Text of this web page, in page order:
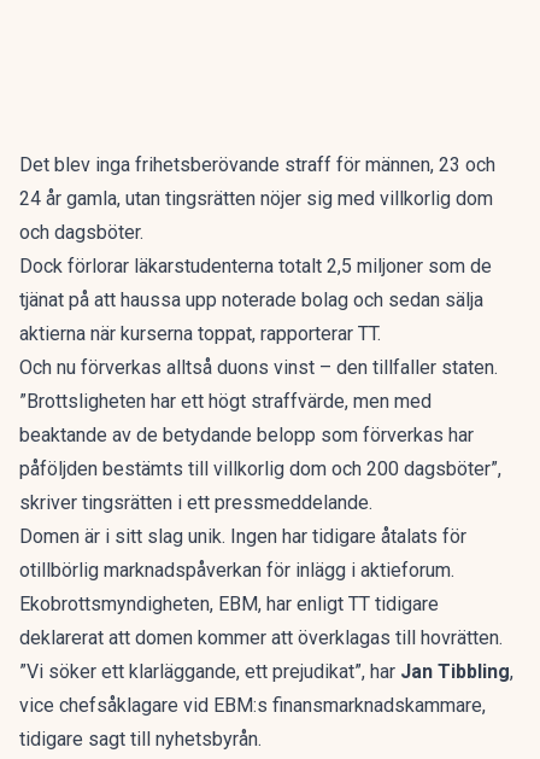
Det blev inga frihetsberövande straff för männen, 23 och
24 år gamla, utan tingsrätten nöjer sig med villkorlig dom
och dagsböter.
Dock förlorar läkarstudenterna totalt 2,5 miljoner som de
tjänat på att haussa upp noterade bolag och sedan sälja
aktierna när kurserna toppat, rapporterar TT.
Och nu förverkas alltså duons vinst – den tillfaller staten.
”Brottsligheten har ett högt straffvärde, men med
beaktande av de betydande belopp som förverkas har
påföljden bestämts till villkorlig dom och 200 dagsböter”,
skriver tingsrätten i ett pressmeddelande.
Domen är i sitt slag unik. Ingen har tidigare åtalats för
otillbörlig marknadspåverkan för inlägg i aktieforum.
Ekobrottsmyndigheten, EBM, har enligt TT tidigare
deklarerat att domen kommer att överklagas till hovrätten.
”Vi söker ett klarläggande, ett prejudikat”, har Jan Tibbling,
vice chefsåklagare vid EBM:s finansmarknadskammare,
tidigare sagt till nyhetsbyrån.